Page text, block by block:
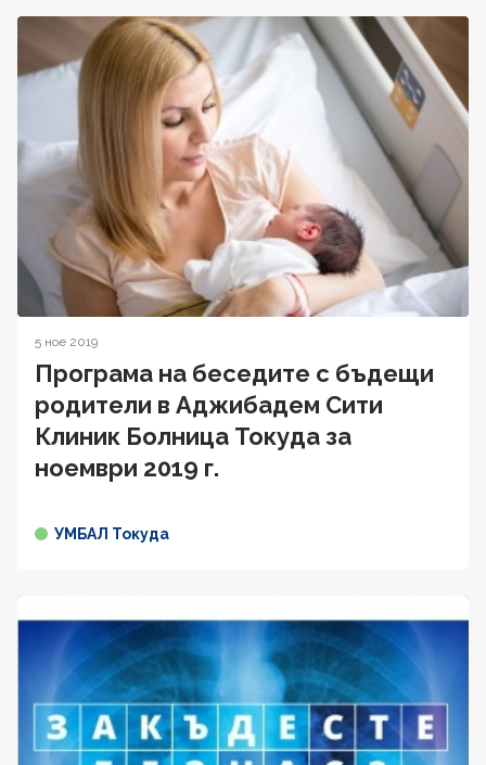
5 ное 2019
Програма на беседите с бъдещи
родители в Аджибадем Сити
Клиник Болница Токуда за
ноември 2019 г.
УМБАЛ Токуда